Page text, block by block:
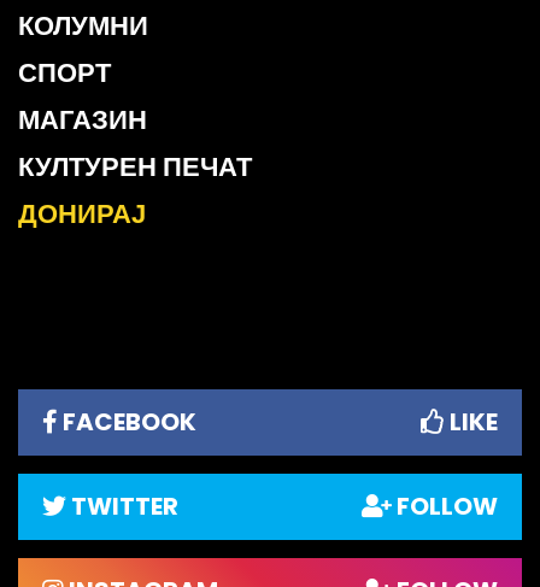
КОЛУМНИ
СПОРТ
МАГАЗИН
КУЛТУРЕН ПЕЧАТ
ДОНИРАЈ
FACEBOOK LIKE
TWITTER FOLLOW